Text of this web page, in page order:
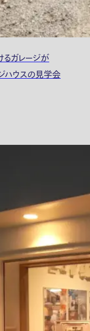
ガレージが
ハウスの見学会